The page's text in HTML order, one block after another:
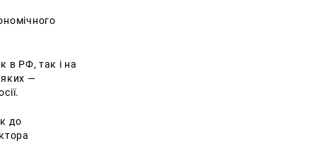
в РФ, так і на
яких —
до